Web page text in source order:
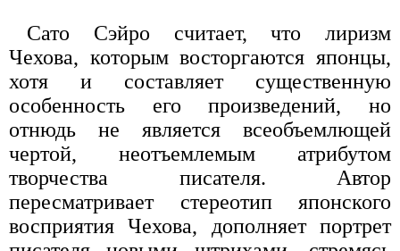
Сато Сэйро считает, что лиризм
Чехова, которым восторгаются японцы,
хотя и составляет существенную
особенность его произведений, но
отнюдь не является всеобъемлющей
чертой, неотъемлемым атрибутом
творчества писателя. Автор
пересматривает стереотип японского
восприятия Чехова, дополняет портрет